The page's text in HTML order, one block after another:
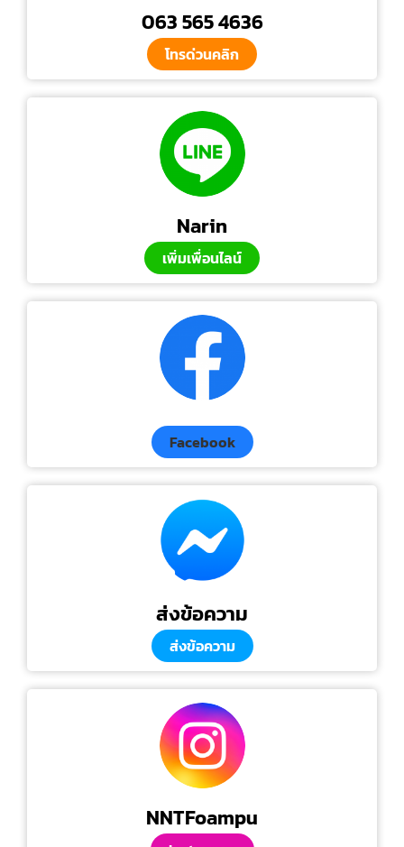
063 565 4636
โทรด่วนคลิก
Narin
เพิ่มเพื่อนไลน์
Facebook
ส่งข้อความ
ส่งข้อความ
NNTFoampu